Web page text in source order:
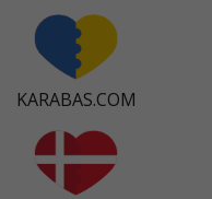
KARABAS.COM